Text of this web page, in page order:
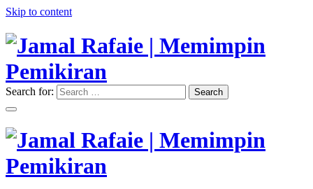
Skip to content
Jamal Rafaie | Memimpin
Pemikiran
"Memimpin Pemikiran"
Search for: Search